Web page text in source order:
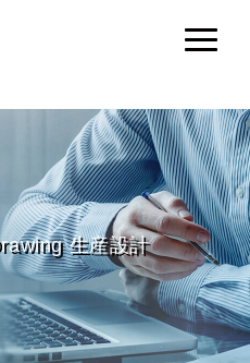
生産設計